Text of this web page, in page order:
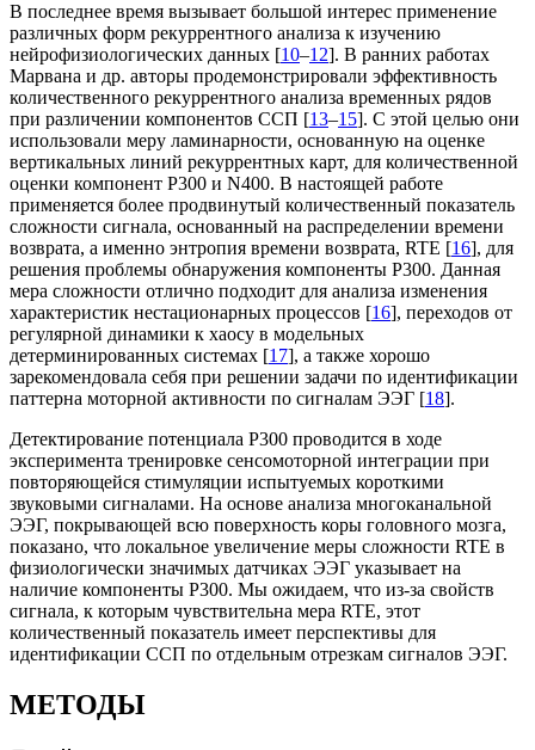
В последнее время вызывает большой интерес применение
различных форм рекуррентного анализа к изучению
нейрофизиологических данных [10–12]. В ранних работах
Марвана и др. авторы продемонстрировали эффективность
количественного рекуррентного анализа временных рядов
при различении компонентов ССП [13‒15]. С этой целью они
использовали меру ламинарности, основанную на оценке
вертикальных линий рекуррентных карт, для количественной
оценки компонент P300 и N400. В настоящей работе
применяется более продвинутый количественный показатель
сложности сигнала, основанный на распределении времени
возврата, а именно энтропия времени возврата, RTE [16], для
решения проблемы обнаружения компоненты P300. Данная
мера сложности отлично подходит для анализа изменения
характеристик нестационарных процессов [16], переходов от
регулярной динамики к хаосу в модельных
детерминированных системах [17], а также хорошо
зарекомендовала себя при решении задачи по идентификации
паттерна моторной активности по сигналам ЭЭГ [18].
Детектирование потенциала P300 проводится в ходе
эксперимента тренировке сенсомоторной интеграции при
повторяющейся стимуляции испытуемых короткими
звуковыми сигналами. На основе анализа многоканальной
ЭЭГ, покрывающей всю поверхность коры головного мозга,
показано, что локальное увеличение меры сложности RTE в
физиологически значимых датчиках ЭЭГ указывает на
наличие компоненты P300. Мы ожидаем, что из-за свойств
сигнала, к которым чувствительна мера RTE, этот
количественный показатель имеет перспективы для
идентификации ССП по отдельным отрезкам сигналов ЭЭГ.
МЕТОДЫ